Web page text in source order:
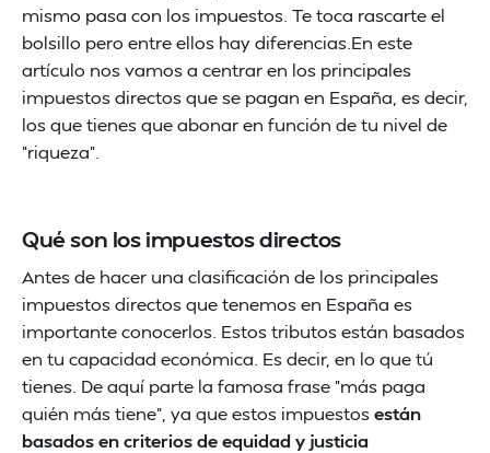
mismo pasa con los impuestos. Te toca rascarte el
bolsillo pero entre ellos hay diferencias.En este
artículo nos vamos a centrar en los principales
impuestos directos que se pagan en España, es decir,
los que tienes que abonar en función de tu nivel de
"riqueza".
Qué son los impuestos directos
Antes de hacer una clasificación de los principales
impuestos directos que tenemos en España es
importante conocerlos. Estos tributos están basados
en tu capacidad económica. Es decir, en lo que tú
tienes. De aquí parte la famosa frase "más paga
quién más tiene", ya que estos impuestosestán
basados en criterios de equidad y justicia